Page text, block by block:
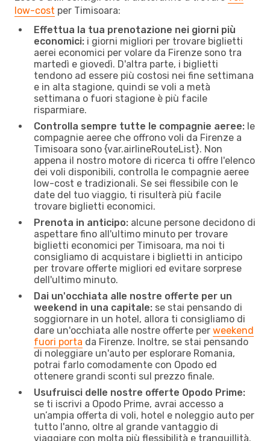
low-cost per Timisoara:
Effettua la tua prenotazione nei giorni più
economici: i giorni migliori per trovare biglietti
aerei economici per volare da Firenze sono tra
martedì e giovedì. D'altra parte, i biglietti
tendono ad essere più costosi nei fine settimana
e in alta stagione, quindi se voli a metà
settimana o fuori stagione è più facile
risparmiare.
Controlla sempre tutte le compagnie aeree: le
compagnie aeree che offrono voli da Firenze a
Timisoara sono {​var.airlineRouteList}. Non
appena il nostro motore di ricerca ti offre l'elenco
dei voli disponibili, controlla le compagnie aeree
low-cost e tradizionali. Se sei flessibile con le
date del tuo viaggio, ti risulterà più facile
trovare biglietti economici.
Prenota in anticipo: alcune persone decidono di
aspettare fino all'ultimo minuto per trovare
biglietti economici per Timisoara, ma noi ti
consigliamo di acquistare i biglietti in anticipo
per trovare offerte migliori ed evitare sorprese
dell'ultimo minuto.
Dai un'occhiata alle nostre offerte per un
weekend in una capitale: se stai pensando di
soggiornare in un hotel, allora ti consigliamo di
dare un'occhiata alle nostre offerte per weekend
fuori porta da Firenze. Inoltre, se stai pensando
di noleggiare un'auto per esplorare Romania,
potrai farlo comodamente con Opodo ed
ottenere grandi sconti sul prezzo finale.
Usufruisci delle nostre offerte Opodo Prime:
se ti iscrivi a Opodo Prime, avrai accesso a
un’ampia offerta di voli, hotel e noleggio auto per
tutto l'anno, oltre al grande vantaggio di
viaggiare con molta più flessibilità e tranquillità.